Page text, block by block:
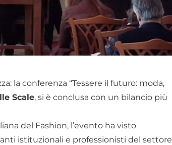
la conferenza “Tessere il futuro: moda,
Scale, si è conclusa con un bilancio più
del Fashion, l’evento ha visto
istituzionali e professionisti del settore